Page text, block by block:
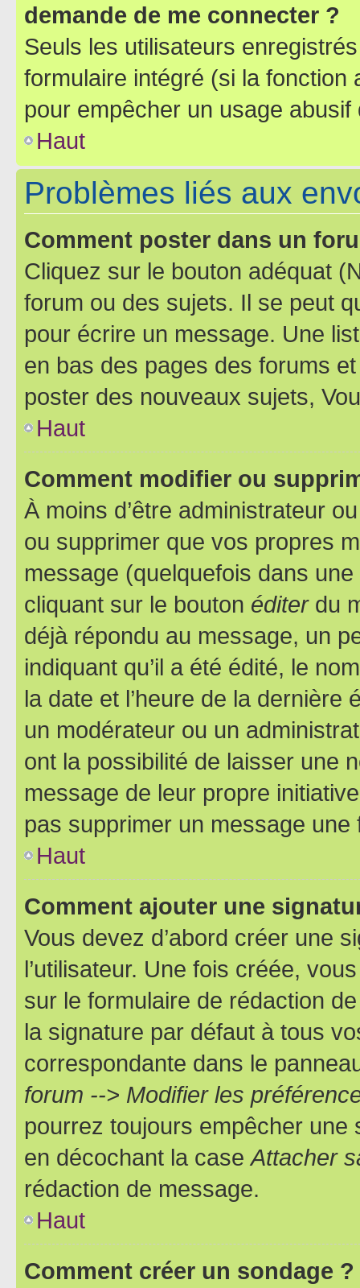
demande de me connecter ?
Seuls les utilisateurs
formulaire intégré (si la fonction
pour empêcher un usage
Haut
Problèmes liés aux
Comment poster dans un
Cliquez sur le bouton adéquat
forum ou des sujets. Il se peut
pour écrire un message. Une
en bas des pages des forums
poster des nouveaux sujets,
Haut
Comment modifier ou
À moins d’être administrateur
ou supprimer que vos propres
message (quelquefois dans
cliquant sur le bouton éditerdu
déjà répondu au message, un
indiquant qu’il a été édité, le
la date et l’heure de la dernière
un modérateur ou un
ont la possibilité de laisser une
message de leur propre
pas supprimer un message une
Haut
Comment ajouter une
Vous devez d’abord créer une
l’utilisateur. Une fois créée,
sur le formulaire de rédaction
la signature par défaut à tous
correspondante dans le
forum --> Modifier les
pourrez toujours empêcher une
en décochant la caseAttacher
rédaction de message.
Haut
Comment créer un sondage ?